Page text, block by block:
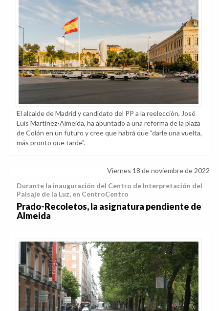
El alcalde de Madrid y candidato del PP a la reelección, José
Luis Martínez-Almeida, ha apuntado a una reforma de la plaza
de Colón en un futuro y cree que habrá que "darle una vuelta,
más pronto que tarde".
Viernes 18 de noviembre de 2022
Durante la inauguración del Centro de Interpretación del
Paisaje de la Luz, en CentroCentro
Prado-Recoletos, la asignatura pendiente de
Almeida